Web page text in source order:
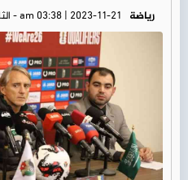
رياضة am 03:38 | 2023-11-21 - الثلاثاء